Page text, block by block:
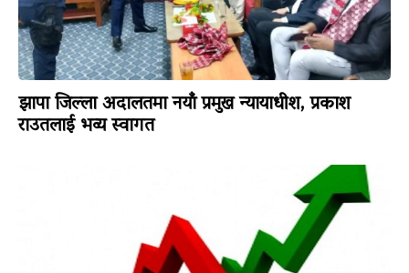
झापा जिल्ला अदालतमा नयाँ प्रमुख न्यायाधीश, प्रकाश
राउतलाई भव्य स्वागत